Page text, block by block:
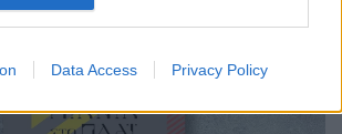
Data Access Privacy Policy